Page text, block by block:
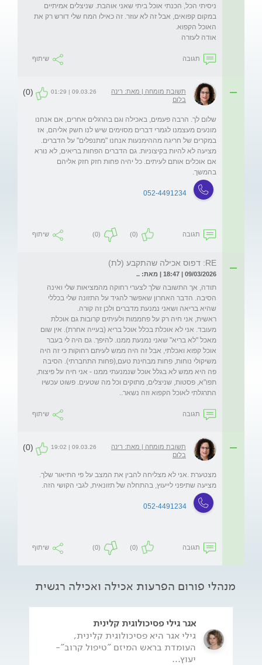
ניסיתי הכל, הכנתי אוכל ביתי שאני אוהבת. שניצלים אמיתיים
במקום קפואים, אבל זה לא עוזר. זה כאילו המח שלי דורש רק את
אודה לעזרה
תגובה שיתוף
תשובת מומחה | מאת: רינה
בלום
09.03.26 | 01:29
(0)
שלום לך. הרבה פעמים, באכילה וגם בהרגלים אחרים, אם אנחנו
מונעים מעצמנו לגמרי דברים מסוימים שיש לנו חשק אליהם, אז
במקרים של חריגה מההימנעות אנחנו "מתנפלים" על הדברים.
מציעה לא להיות בקיצוניות. גם הדברים הפחות בריאים, לא נורא
אם אוכלים אותם לעיתים. כל יהיה פחות חזק חזק אליהם
בהמשך.
052-4491234
תגובה (0)
(0) שיתוף
RE: דפוס אכילה שהתקבע (לת)
09/03/2026 | 18:47 | מאת: ..
תודה, אך התשובה שלך לצערי רחוקה מהמציאות שלי ואינה
הסיבה. הדבר האחרון שאפשר להגיד על התזונה שלי בכללי
ראשית, אני חיה רק על פחממות ולעיתים קרובות גם אוכלת
מעובד. אני לא אוכלת בכלל אוכל בריא (בעייה אחרת). אין שום
מאכל "לא בריא" שאני נמנעת ממנו. להיפך. גם היה לי בעבר
אוכל קפוא ואכלתי, אבל זה היה ממש לעיתם רחוקות כי זה היה
משיקולי נוחות, פחות מבחינת טעם,(פחות התחברתי). הסיבה
פה היא ממש לא בגלל אוכל שנמנעתי ממנו - אני חיה על פיצות,
תפו"א, פסטות, שניצלים, מתוקים וכל מה שטעים. פשוט עכשיו
התרגלתי לאוכל הקפוא וזה נשאר..
תגובה שיתוף
תשובת מומחה | מאת: רינה
בלום
09.03.26 | 19:02
(0)
מצטערת .אני לא מצליחה להבין את המצב על פי התיאור שלך.
מציעה שתיפני לייעוץ, בהתחלה של תזונאית, לגבי הקושי הזה.
052-4491234
תגובה (0)
(0) שיתוף
מנהלי פורום הפרעות אכילה ואכילה רגשית
אגר גילי פסיכולוגית קלינית
גילי אגר היא פסיכולוגית קלינית,
העומדת בראש המיזם "טיפול קרוב"-
יעוץ...